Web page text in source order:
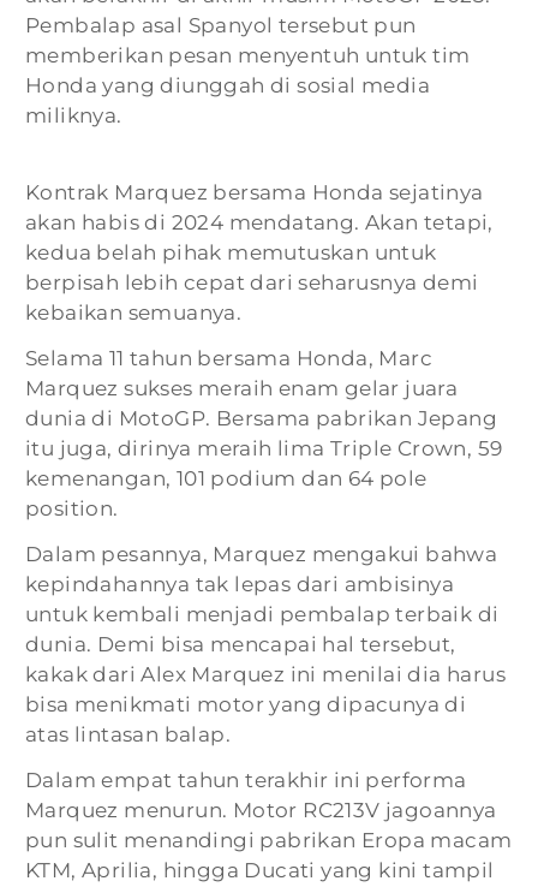
Pembalap asal Spanyol tersebut pun
memberikan pesan menyentuh untuk tim
Honda yang diunggah di sosial media
miliknya.
Kontrak Marquez bersama Honda sejatinya
akan habis di 2024 mendatang. Akan tetapi,
kedua belah pihak memutuskan untuk
berpisah lebih cepat dari seharusnya demi
kebaikan semuanya.
Selama 11 tahun bersama Honda, Marc
Marquez sukses meraih enam gelar juara
dunia di MotoGP. Bersama pabrikan Jepang
itu juga, dirinya meraih lima Triple Crown, 59
kemenangan, 101 podium dan 64 pole
position.
Dalam pesannya, Marquez mengakui bahwa
kepindahannya tak lepas dari ambisinya
untuk kembali menjadi pembalap terbaik di
dunia. Demi bisa mencapai hal tersebut,
kakak dari Alex Marquez ini menilai dia harus
bisa menikmati motor yang dipacunya di
atas lintasan balap.
Dalam empat tahun terakhir ini performa
Marquez menurun. Motor RC213V jagoannya
pun sulit menandingi pabrikan Eropa macam
KTM, Aprilia, hingga Ducati yang kini tampil